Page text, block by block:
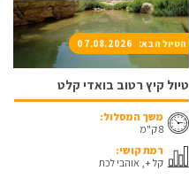
הטיול הבא: 07.08.2026
טיול קיץ רטוב בואדי קלט
משך המסלול:
8 ק"מ
רמת קושי:
קל +, אוהבי לכת